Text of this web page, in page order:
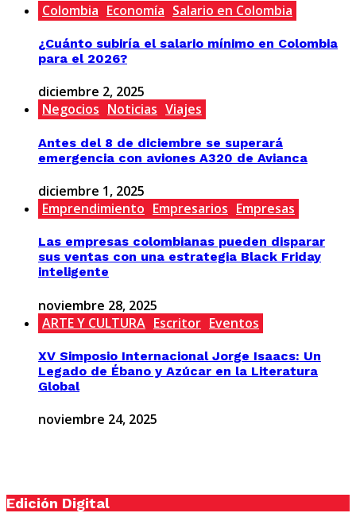
Colombia Economía Salario en Colombia
¿Cuánto subiría el salario mínimo en Colombia
para el 2026?
diciembre 2, 2025
Negocios Noticias Viajes
Antes del 8 de diciembre se superará
emergencia con aviones A320 de Avianca
diciembre 1, 2025
Emprendimiento Empresarios Empresas
Las empresas colombianas pueden disparar
sus ventas con una estrategia Black Friday
inteligente
noviembre 28, 2025
ARTE Y CULTURA Escritor Eventos
XV Simposio Internacional Jorge Isaacs: Un
Legado de Ébano y Azúcar en la Literatura
Global
noviembre 24, 2025
Edición Digital